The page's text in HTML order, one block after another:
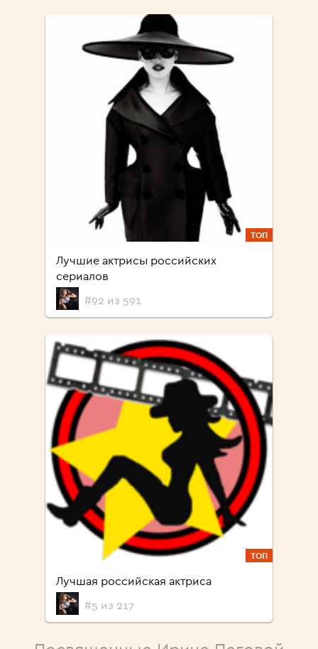
ТОП
Лучшие актрисы российских
сериалов
#92 из 591
ТОП
Лучшая российская актриса
#5 из 217